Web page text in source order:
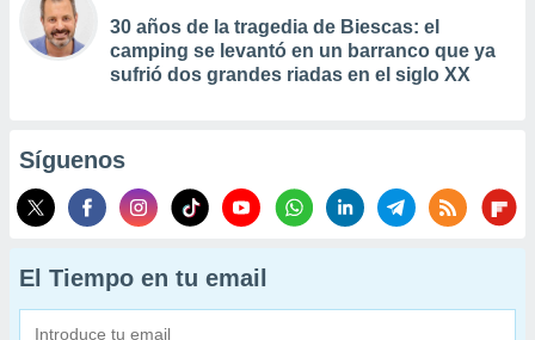
30 años de la tragedia de Biescas: el
camping se levantó en un barranco que ya
sufrió dos grandes riadas en el siglo XX
Síguenos
El Tiempo en tu email